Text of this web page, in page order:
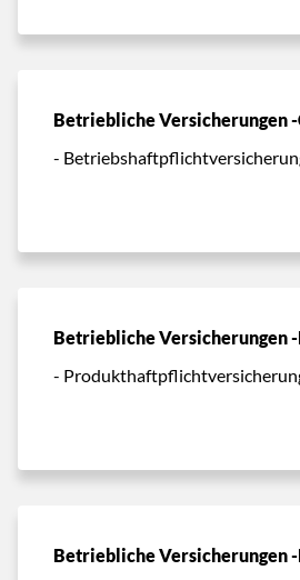
Betriebliche Versicherungen -
-
Betriebliche Versicherungen
-
Betriebliche Versicherungen -